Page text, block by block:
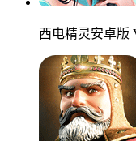
西电精灵安卓版